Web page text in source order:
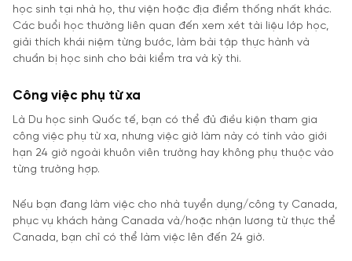
học sinh tại nhà họ, thư viện hoặc địa điểm thống nhất khác.
Các buổi học thường liên quan đến xem xét tài liệu lớp học,
giải thích khái niệm từng bước, làm bài tập thực hành và
chuẩn bị học sinh cho bài kiểm tra và kỳ thi.
Công việc phụ từ xa
Là Du học sinh Quốc tế, bạn có thể đủ điều kiện tham gia
công việc phụ từ xa, nhưng việc giờ làm này có tính vào giới
hạn 24 giờ ngoài khuôn viên trường hay không phụ thuộc vào
từng trường hợp.
Nếu bạn đang làm việc cho nhà tuyển dụng/công ty Canada,
phục vụ khách hàng Canada và/hoặc nhận lương từ thực thể
Canada, bạn chỉ có thể làm việc lên đến 24 giờ.